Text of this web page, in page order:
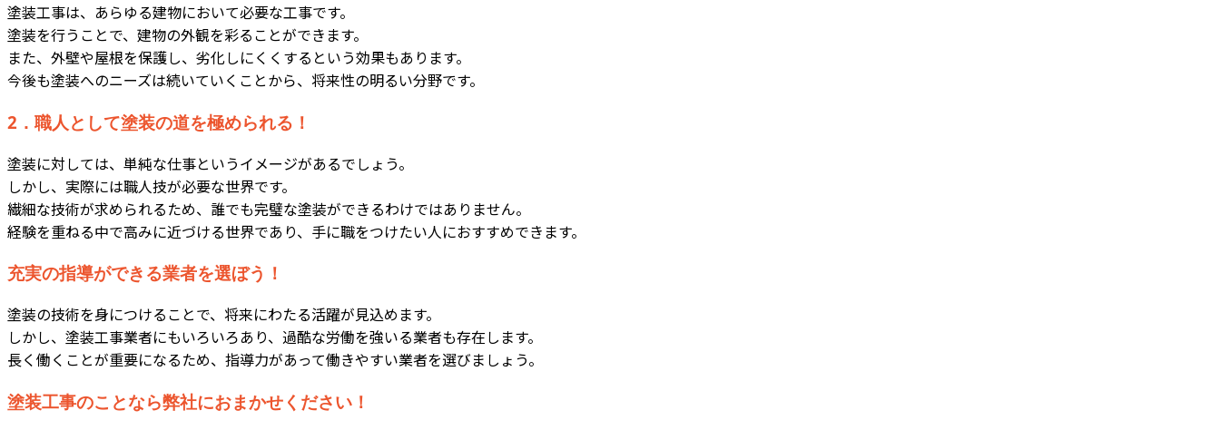
塗装工事は、あらゆる建物において必要な工事です。
塗装を行うことで、建物の外観を彩ることができます。
また、外壁や屋根を保護し、劣化しにくくするという効果もあります。
今後も塗装へのニーズは続いていくことから、将来性の明るい分野です。
2．職人として塗装の道を極められる！
塗装に対しては、単純な仕事というイメージがあるでしょう。
しかし、実際には職人技が必要な世界です。
繊細な技術が求められるため、誰でも完璧な塗装ができるわけではありません。
経験を重ねる中で高みに近づける世界であり、手に職をつけたい人におすすめできます。
充実の指導ができる業者を選ぼう！
塗装の技術を身につけることで、将来にわたる活躍が見込めます。
しかし、塗装工事業者にもいろいろあり、過酷な労働を強いる業者も存在します。
長く働くことが重要になるため、指導力があって働きやすい業者を選びましょう。
塗装工事のことなら弊社におまかせください！